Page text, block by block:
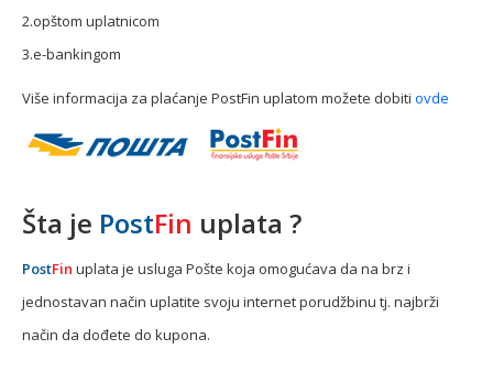
2.opštom uplatnicom
3.e-bankingom
Više informacija za plaćanje PostFin uplatom možete dobiti ovde
Šta je PostFin uplata ?
PostFin uplata je usluga Pošte koja omogućava da na brz i
jednostavan način uplatite svoju internet porudžbinu tj. najbrži
način da dođete do kupona.